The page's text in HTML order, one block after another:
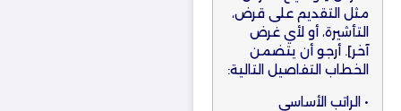
مثل التقديم على قرض،
التأشيرة، أو لأي غرض
آخر]. أرجو أن يتضمن
الخطاب التفاصيل التالية:
• الراتب الأساسي